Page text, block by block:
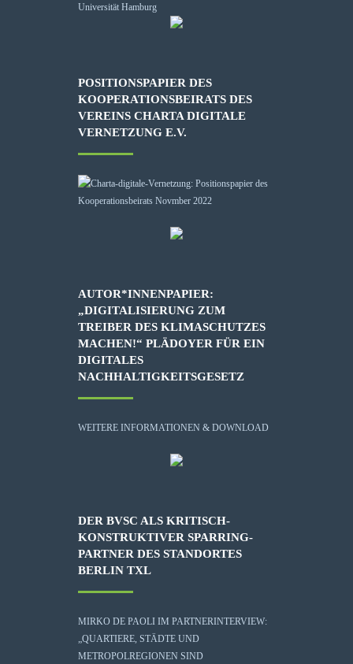
POSITIONSPAPIER DES
KOOPERATIONSBEIRATS DES
VEREINS CHARTA DIGITALE
VERNETZUNG E.V.
AUTOR*INNENPAPIER:
„DIGITALISIERUNG ZUM
TREIBER DES KLIMASCHUTZES
MACHEN!“ PLÄDOYER FÜR EIN
DIGITALES
NACHHALTIGKEITSGESETZ
WEITERE INFORMATIONEN & DOWNLOAD
DER BVSC ALS KRITISCH-
KONSTRUKTIVER SPARRING-
PARTNER DES STANDORTES
BERLIN TXL
MIRKO DE PAOLI IM PARTNERINTERVIEW:
„QUARTIERE, STÄDTE UND
METROPOLREGIONEN SIND